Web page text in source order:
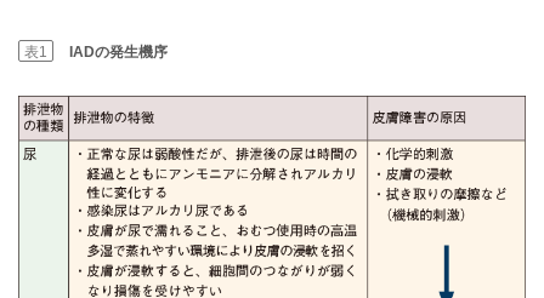
表1 IADの発生機序